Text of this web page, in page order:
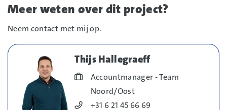
Meer weten over dit project?
Neem contact met mij op.
Thijs Hallegraeff
Blog_field_Functie
Accountmanager - Team
Noord/Oost
Blog_field_Telefoonnummer
+31 6 21 45 66 69